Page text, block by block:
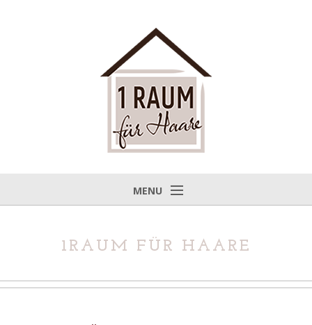
MENU
Braut-Service1RAUM FÜR HAARE